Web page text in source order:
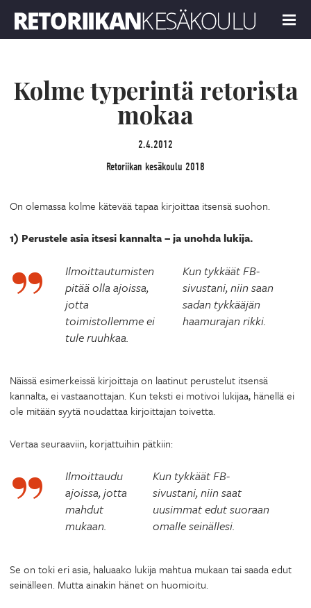
MENU
Kolme typerintä retorista
mokaa
2.4.2012
Retoriikan kesäkoulu 2018
On olemassa kolme kätevää tapaa kirjoittaa itsensä suohon.
1) Perustele asia itsesi kannalta – ja unohda lukija.
Ilmoittautumisten
pitää olla ajoissa,
jotta
toimistollemme ei
tule ruuhkaa.
Kun tykkäät FB-
sivustani, niin saan
sadan tykkääjän
haamurajan rikki.
Näissä esimerkeissä kirjoittaja on laatinut perustelut itsensä
kannalta, ei vastaanottajan. Kun teksti ei motivoi lukijaa, hänellä ei
ole mitään syytä noudattaa kirjoittajan toivetta.
Vertaa seuraaviin, korjattuihin pätkiin:
Ilmoittaudu
ajoissa, jotta
mahdut
mukaan.
Kun tykkäät FB-
sivustani, niin saat
uusimmat edut suoraan
omalle seinällesi.
Se on toki eri asia, haluaako lukija mahtua mukaan tai saada edut
seinälleen. Mutta ainakin hänet on huomioitu.